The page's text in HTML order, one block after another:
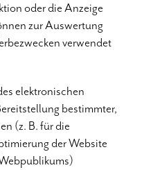
oder die Anzeige
zur Auswertung
verwendet
elektronischen
bestimmter,
(z. B. für die
der Website